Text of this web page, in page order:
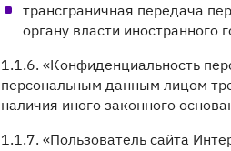
трансграничная передача
органу власти
1.1.6. «Конфиденциальность
персональным данным лицом
наличия иного законного
1.1.7. «Пользователь сайта